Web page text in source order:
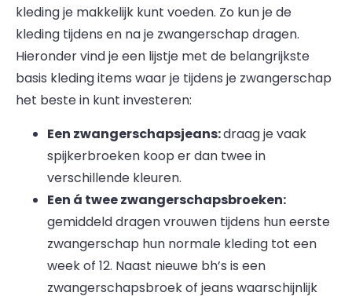
kleding je makkelijk kunt voeden. Zo kun je de
kleding tijdens en na je zwangerschap dragen.
Hieronder vind je een lijstje met de belangrijkste
basis kleding items waar je tijdens je zwangerschap
het beste in kunt investeren:
Een zwangerschapsjeans:draag je vaak
spijkerbroeken koop er dan twee in
verschillende kleuren.
Een á twee zwangerschapsbroeken:
gemiddeld dragen vrouwen tijdens hun eerste
zwangerschap hun normale kleding tot een
week of 12. Naast nieuwe bh’s is een
zwangerschapsbroek of jeans waarschijnlijk